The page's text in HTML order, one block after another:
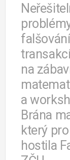
na
a
Brána
který
hostila